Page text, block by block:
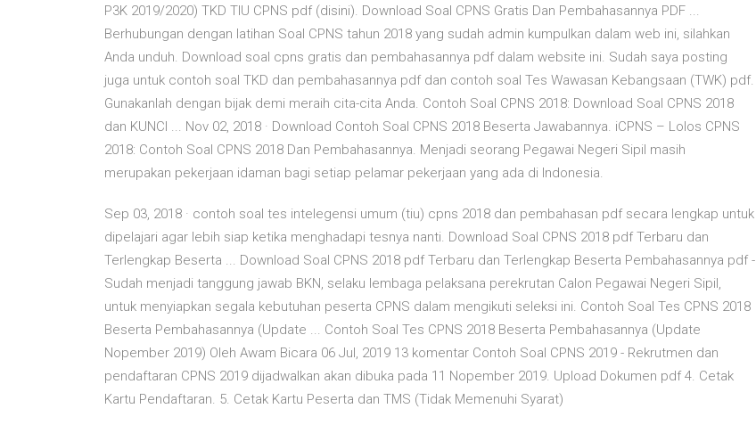
P3K 2019/2020) TKD TIU CPNS pdf (disini). Download Soal CPNS Gratis Dan Pembahasannya PDF ...
Berhubungan dengan latihan Soal CPNS tahun 2018 yang sudah admin kumpulkan dalam web ini, silahkan
Anda unduh. Download soal cpns gratis dan pembahasannya pdf dalam website ini. Sudah saya posting
juga untuk contoh soal TKD dan pembahasannya pdf dan contoh soal Tes Wawasan Kebangsaan (TWK) pdf.
Gunakanlah dengan bijak demi meraih cita-cita Anda. Contoh Soal CPNS 2018: Download Soal CPNS 2018
dan KUNCI ... Nov 02, 2018 · Download Contoh Soal CPNS 2018 Beserta Jawabannya. iCPNS – Lolos CPNS
2018: Contoh Soal CPNS 2018 Dan Pembahasannya. Menjadi seorang Pegawai Negeri Sipil masih
merupakan pekerjaan idaman bagi setiap pelamar pekerjaan yang ada di Indonesia.
Sep 03, 2018 · contoh soal tes intelegensi umum (tiu) cpns 2018 dan pembahasan pdf secara lengkap untuk
dipelajari agar lebih siap ketika menghadapi tesnya nanti. Download Soal CPNS 2018 pdf Terbaru dan
Terlengkap Beserta ... Download Soal CPNS 2018 pdf Terbaru dan Terlengkap Beserta Pembahasannya pdf -
Sudah menjadi tanggung jawab BKN, selaku lembaga pelaksana perekrutan Calon Pegawai Negeri Sipil,
untuk menyiapkan segala kebutuhan peserta CPNS dalam mengikuti seleksi ini. Contoh Soal Tes CPNS 2018
Beserta Pembahasannya (Update ... Contoh Soal Tes CPNS 2018 Beserta Pembahasannya (Update
Nopember 2019) Oleh Awam Bicara 06 Jul, 2019 13 komentar Contoh Soal CPNS 2019 - Rekrutmen dan
pendaftaran CPNS 2019 dijadwalkan akan dibuka pada 11 Nopember 2019. Upload Dokumen pdf 4. Cetak
Kartu Pendaftaran. 5. Cetak Kartu Peserta dan TMS (Tidak Memenuhi Syarat)